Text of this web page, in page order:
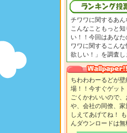
チワワに関するあん
こんなこともっと知
い！！今回はあなた
ワワに関するこんな
欲しい！」を調査し
ちわわわーるどが壁
場！！今すぐゲット
ごくかわいいので、
や、会社の同僚、家
しえてあげてね！
んダウンロードは無